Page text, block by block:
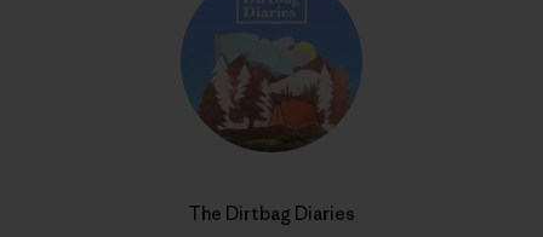
The Dirtbag Diaries